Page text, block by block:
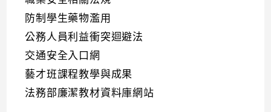
防制學生藥物濫用
公務人員利益衝突迴避法
交通安全入口網
藝才班課程教學與成果
法務部廉潔教材資料庫網站